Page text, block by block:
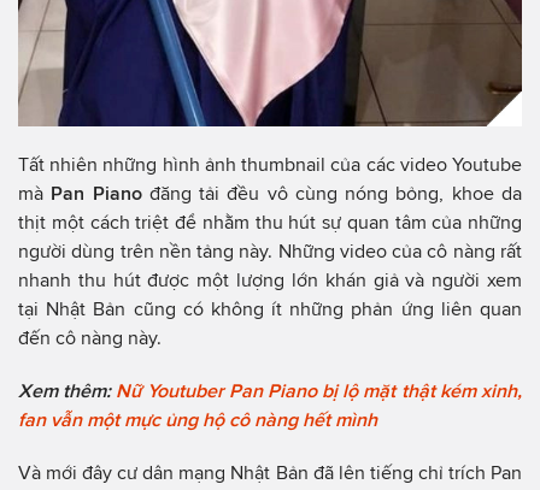
Tất nhiên những hình ảnh thumbnail của các video Youtube
mà Pan Pianođăng tải đều vô cùng nóng bỏng, khoe da
thịt một cách triệt để nhằm thu hút sự quan tâm của những
người dùng trên nền tảng này. Những video của cô nàng rất
nhanh thu hút được một lượng lớn khán giả và người xem
tại Nhật Bản cũng có không ít những phản ứng liên quan
đến cô nàng này.
Xem thêm: Nữ Youtuber Pan Piano bị lộ mặt thật kém xinh,
fan vẫn một mực ủng hộ cô nàng hết mình
Và mới đây cư dân mạng Nhật Bản đã lên tiếng chỉ trích Pan